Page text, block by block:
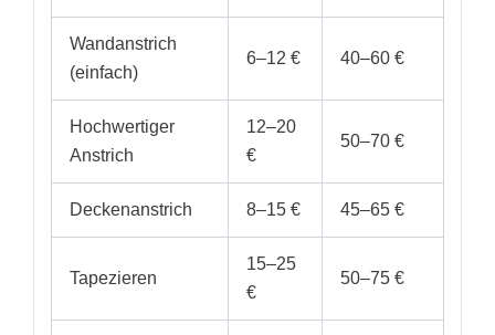
Wandanstrich
(einfach)
6–12 € 40–60 €
Hochwertiger
Anstrich
12–20
€
50–70 €
Deckenanstrich 8–15 € 45–65 €
Tapezieren
15–25
€
50–75 €